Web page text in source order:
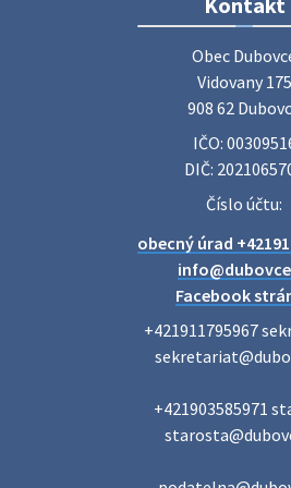
Základná organizácia Únie žien
srdečne pozýva svoje členky, ich
priateľov na jednodňový zájazd na
Poradne komplexnej pomoci
diskrétne komplexné odborné
odborníkov Vám pomôžte nájsť
oblastiach: právo rodina a v…
Voľby do orgánov samosprávnych
miestnosti je na adrese: Vidovany
Obec
Vidovany 175
908 62
IČO:
DIČ:
Číslo účtu:
obecný úrad
Facebook
+421911795967
+421903585971